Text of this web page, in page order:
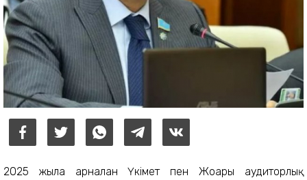
2025 жылға арналған Үкімет пен Жоғары аудиторлық